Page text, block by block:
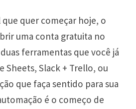
quer começar hoje, o
uma conta gratuita no
ferramentas que você já
Sheets, Slack + Trello, ou
que faça sentido para sua
é o começo de